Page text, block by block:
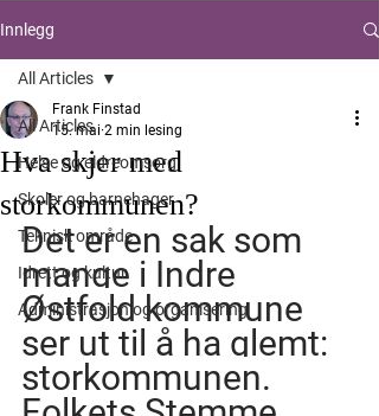
Innlegg
All Articles
Helse og eldreomsorg
Skoler og barnehager
Teknisk område
Idrett og kultur
Administrasjon og organisering
All Articles
Hva skjer med
storkommunen?
Frank Finstad
15. mai 2 min lesing
Det er en sak som
mange i Indre
Østfold kommune
ser ut til å ha glemt:
storkommunen.